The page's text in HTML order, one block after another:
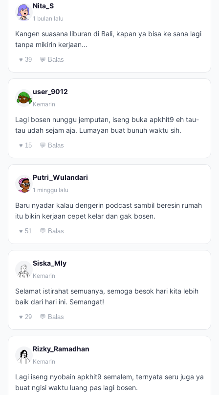
Nita_S
1 bulan lalu
Kangen suasana liburan di Bali, kapan ya bisa ke sana lagi
tanpa mikirin kerjaan...
♥ 39 💬 Balas
user_9012
Kemarin
Lagi bosen nunggu jemputan, iseng buka apkhit9 eh tau-
tau udah sejam aja. Lumayan buat bunuh waktu sih.
♥ 15 💬 Balas
Putri_Wulandari
1 minggu lalu
Baru nyadar kalau dengerin podcast sambil beresin rumah
itu bikin kerjaan cepet kelar dan gak bosen.
♥ 51 💬 Balas
Siska_Mly
Kemarin
Selamat istirahat semuanya, semoga besok hari kita lebih
baik dari hari ini. Semangat!
♥ 29 💬 Balas
Rizky_Ramadhan
Kemarin
Lagi iseng nyobain apkhit9 semalem, ternyata seru juga ya
buat ngisi waktu luang pas lagi bosen.